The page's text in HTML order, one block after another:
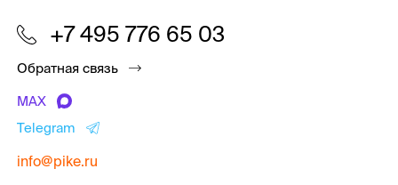
+7 495 776 65 03
Обратная связь
MAX
Telegram
info@pike.ru